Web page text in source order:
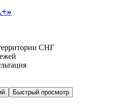
СНГ
Быстрый просмотр